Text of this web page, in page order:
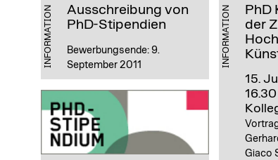
INFORMATION
Ausschreibung von
PhD-Stipendien
Bewerbungsende: 9.
September 2011
INFORMATION
PhD
der
15.
Giaco